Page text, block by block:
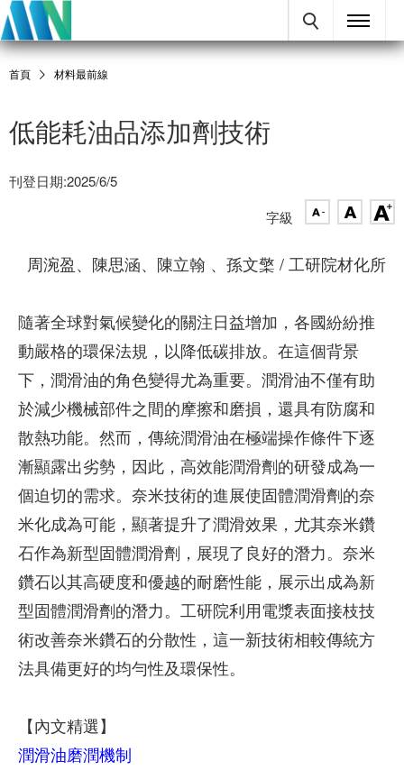
首頁 材料最前線
低能耗油品添加劑技術
刊登日期:2025/6/5
字級
周涴盈、陳思涵、陳立翰 、孫文檠 / 工研院材化所
隨著全球對氣候變化的關注日益增加，各國紛紛推
動嚴格的環保法規，以降低碳排放。在這個背景
下，潤滑油的角色變得尤為重要。潤滑油不僅有助
於減少機械部件之間的摩擦和磨損，還具有防腐和
散熱功能。然而，傳統潤滑油在極端操作條件下逐
漸顯露出劣勢，因此，高效能潤滑劑的研發成為一
個迫切的需求。奈米技術的進展使固體潤滑劑的奈
米化成為可能，顯著提升了潤滑效果，尤其奈米鑽
石作為新型固體潤滑劑，展現了良好的潛力。奈米
鑽石以其高硬度和優越的耐磨性能，展示出成為新
型固體潤滑劑的潛力。工研院利用電漿表面接枝技
術改善奈米鑽石的分散性，這一新技術相較傳統方
法具備更好的均勻性及環保性。
【內文精選】
潤滑油磨潤機制